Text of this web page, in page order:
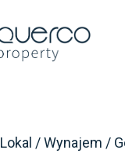
Lokal / Wynajem /